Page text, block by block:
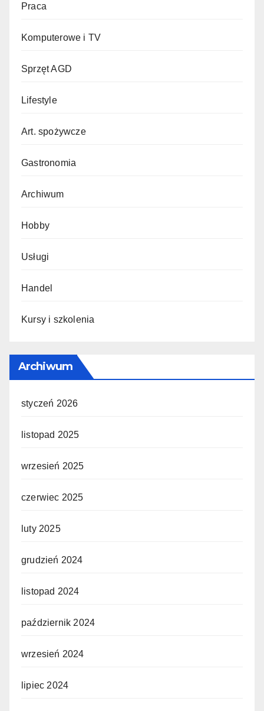
Praca
Komputerowe i TV
Sprzęt AGD
Lifestyle
Art. spożywcze
Gastronomia
Archiwum
Hobby
Usługi
Handel
Kursy i szkolenia
Archiwum
styczeń 2026
listopad 2025
wrzesień 2025
czerwiec 2025
luty 2025
grudzień 2024
listopad 2024
październik 2024
wrzesień 2024
lipiec 2024